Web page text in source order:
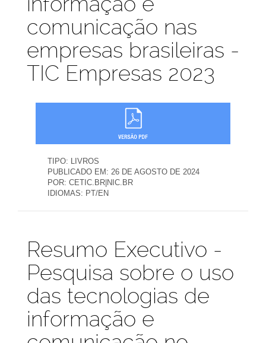
comunicação nas
empresas brasileiras -
TIC Empresas 2023
TIPO: LIVROS
PUBLICADO EM: 26 DE AGOSTO DE 2024
POR: CETIC.BR|NIC.BR
IDIOMAS: PT/EN
Publicações
Resumo Executivo -
Pesquisa sobre o uso
das tecnologias de
informação e